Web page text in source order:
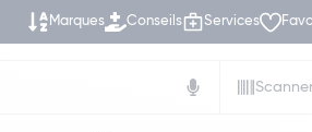
Marques Conseils Services
Scanner